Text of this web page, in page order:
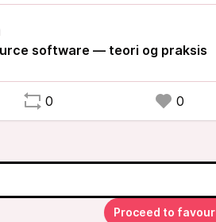
software — teori og praksis
0 0
Proceed to